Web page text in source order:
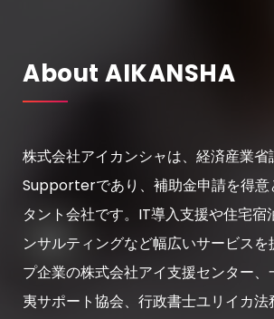
About AIKANSHA
株式会社アイカンシャは、経済産業
Supporterであり、補助金申請を得意
タント会社です。IT導入支援や住宅宿
ンサルティングなど幅広いサービス
プ企業の株式会社アイ支援センター
夷サポート協会、行政書士ユリイカ法